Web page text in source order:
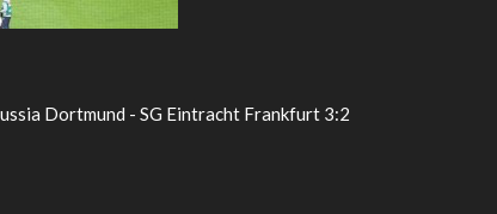
Dortmund - SG Eintracht Frankfurt 3:2